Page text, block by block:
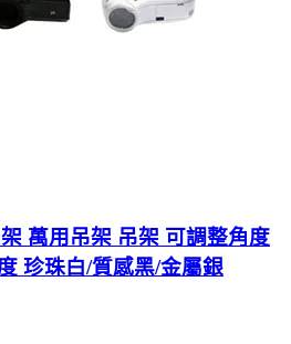
萬用吊架 吊架 可調整角度
珍珠白/質感黑/金屬銀